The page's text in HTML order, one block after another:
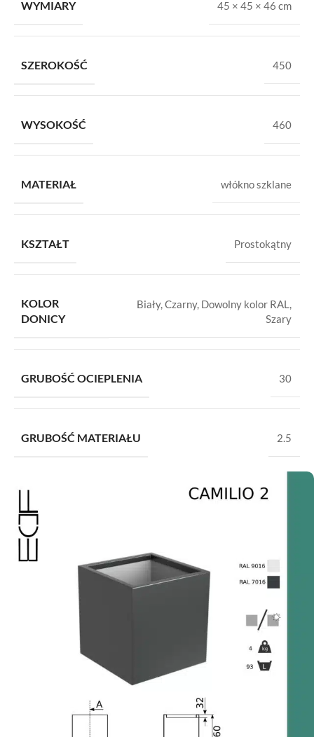
WYMIARY 45 × 45 × 46 cm
SZEROKOŚĆ 450
WYSOKOŚĆ 460
MATERIAŁ włókno szklane
KSZTAŁT Prostokątny
KOLOR
DONICY
Biały,Czarny, Dowolny kolor RAL,
Szary
GRUBOŚĆ OCIEPLENIA 30
GRUBOŚĆ MATERIAŁU 2.5